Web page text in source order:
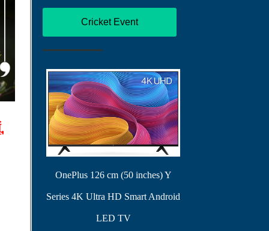
Cricket Event
OnePlus 126 cm (50 inches) Y
Series 4K Ultra HD Smart Android
LED TV